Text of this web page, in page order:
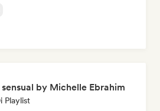
by Michelle Ebrahim
Playlist